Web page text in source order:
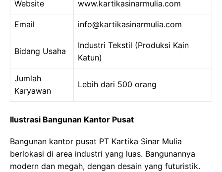
Website www.kartikasinarmulia.com
Email info@kartikasinarmulia.com
Bidang Usaha
Industri Tekstil (Produksi Kain
Katun)
Jumlah
Karyawan
Lebih dari 500 orang
Ilustrasi Bangunan Kantor Pusat
Bangunan kantor pusat PT Kartika Sinar Mulia
berlokasi di area industri yang luas. Bangunannya
modern dan megah, dengan desain yang futuristik.